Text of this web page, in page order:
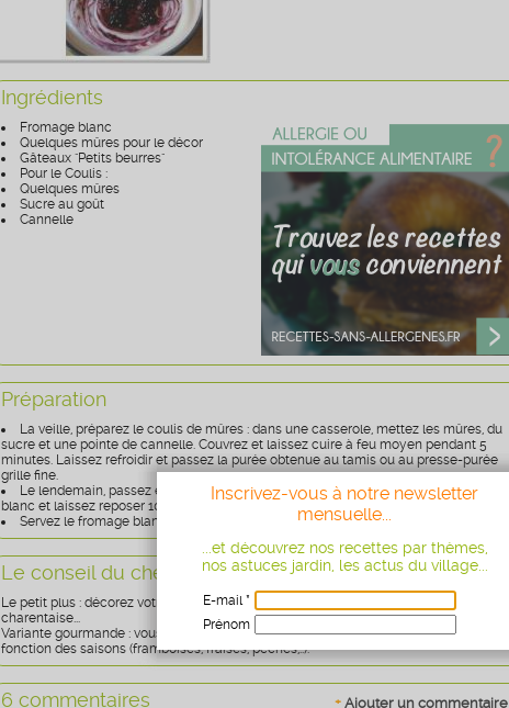
Ingrédients
Fromage blanc
Quelques mûres pour le décor
Gâteaux "Petits beurres"
Pour le Coulis :
Quelques mûres
Sucre au goût
Cannelle
Préparation
La veille, préparez le coulis de mûres : dans une casserole, mettez les mûres, du
sucre et une pointe de cannelle. Couvrez et laissez cuire à feu moyen pendant 5
minutes. Laissez refroidir et passez la purée obtenue au tamis ou au presse-purée
grille fine.
Le lendemain, passez en petits morceaux les gâteaux. Mélangez-les au fromage
blanc et laissez reposer 10 minutes.
Servez le fromage blanc aux biscuits, nappé de son coulis de mûres.
Le conseil du chef
Le petit plus : décorez votre coupe avec un gâteau, au choix : petit beurre ou galette
charentaise...
Variante gourmande : vous pouvez adapter cette recette avec bien d'autres fruits en
fonction des saisons (framboises, fraises, pêches,..).
+ Ajouter un commentaire
6 commentaires
Inscrivez-vous à notre newsletter
mensuelle...
...et découvrez nos recettes par thèmes,
nos astuces jardin, les actus du village...
E-mail *
Prénom
Age
* obligatoire